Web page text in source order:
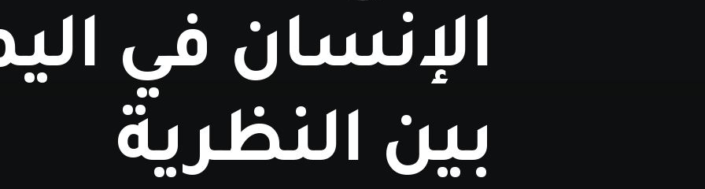
الإنسان في
بين النظرية